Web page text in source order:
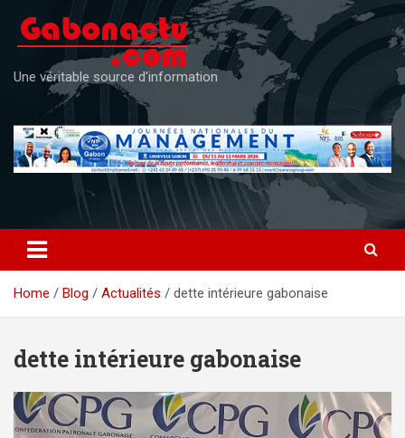
content
Une véritable source d'information
Home Blog Actualités dette intérieure gabonaise
dette intérieure gabonaise